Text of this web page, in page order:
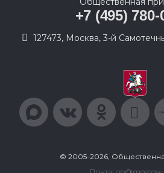
+7 (495) 780-
127473, Москва, 3-й
© 2005-2026,